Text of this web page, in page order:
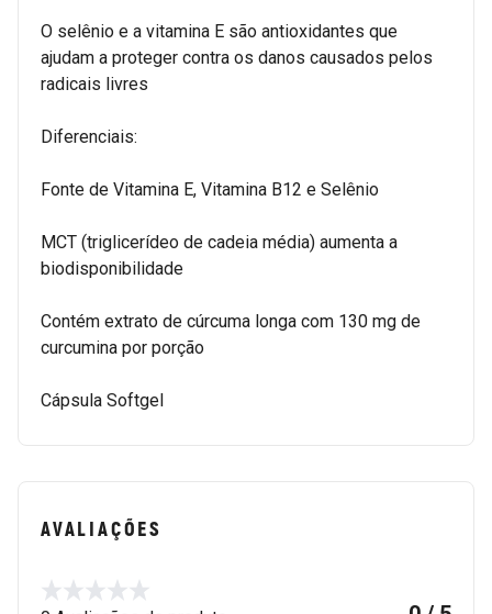
O selênio e a vitamina E são antioxidantes que
ajudam a proteger contra os danos causados pelos
radicais livres
Diferenciais:
Fonte de Vitamina E, Vitamina B12 e Selênio
MCT (triglicerídeo de cadeia média) aumenta a
biodisponibilidade
Contém extrato de cúrcuma longa com 130 mg de
curcumina por porção
Cápsula Softgel
AVALIAÇÕES